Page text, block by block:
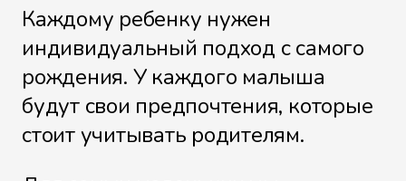
Каждому ребенку нужен
индивидуальный подход с самого
рождения. У каждого малыша
будут свои предпочтения, которые
стоит учитывать родителям.